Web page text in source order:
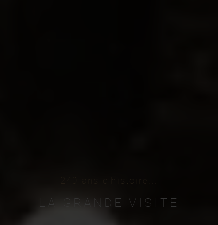
d'histoire...
LA GRANDE VISITE